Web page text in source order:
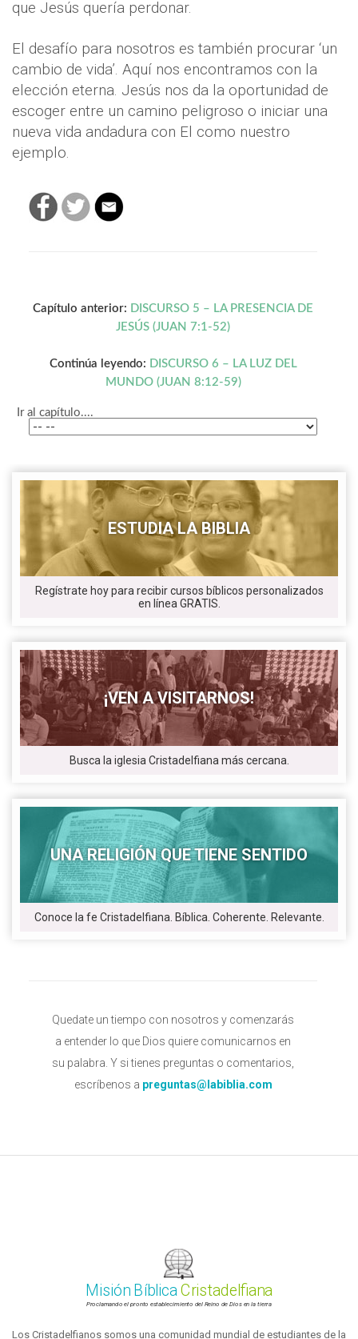
que Jesús quería perdonar.
El desafío para nosotros es también procurar ‘un
cambio de vida’. Aquí nos encontramos con la
elección eterna. Jesús nos da la oportunidad de
escoger entre un camino peligroso o iniciar una
nueva vida andadura con El como nuestro
ejemplo.
Capítulo anterior: DISCURSO 5 – LA PRESENCIA DE
JESÚS (JUAN 7:1-52)
Continúa leyendo: DISCURSO 6 – LA LUZ DEL
MUNDO (JUAN 8:12-59)
Ir al capítulo....
ESTUDIA LA BIBLIA
Regístrate hoy para recibir cursos bíblicos personalizados
en línea GRATIS.
¡VEN A VISITARNOS!
Busca la iglesia Cristadelfiana más cercana.
UNA RELIGIÓN QUE TIENE SENTIDO
Conoce la fe Cristadelfiana. Bíblica. Coherente. Relevante.
Quedate un tiempo con nosotros y comenzarás
a entender lo que Dios quiere comunicarnos en
su palabra. Y si tienes preguntas o comentarios,
escríbenos a preguntas@labiblia.com
Misión BíblicaCristadelfiana
Proclamando el pronto establecimiento del Reino de Dios en la tierra
Los Cristadelfianos somos una comunidad mundial de estudiantes de la